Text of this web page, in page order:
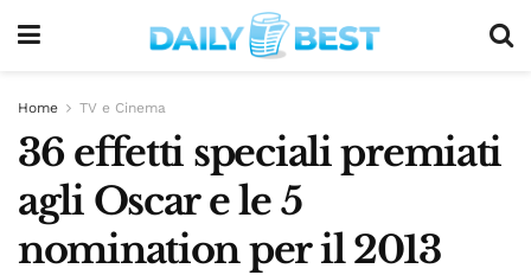
Home TV e Cinema
36 effetti speciali premiati
agli Oscar e le 5
nomination per il 2013